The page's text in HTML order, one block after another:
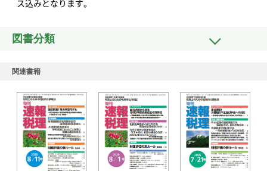
ス込みとなります。
図書分類
関連書籍